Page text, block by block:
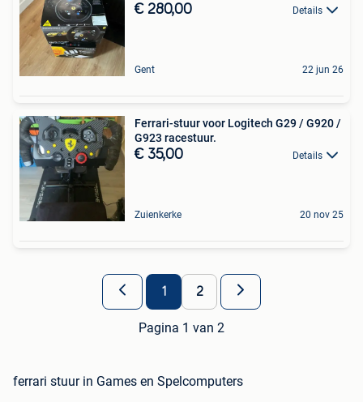
€ 280,00 Details
Gent 22 jun 26
Ferrari-stuur voor Logitech G29 / G920 /
G923 racestuur.
€ 35,00 Details
Zuienkerke 20 nov 25
1 2
Pagina 1 van 2
ferrari stuur in Games en Spelcomputers